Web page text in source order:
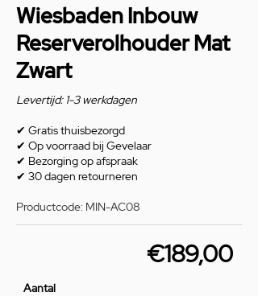
Wiesbaden Inbouw
Reserverolhouder Mat
Zwart
Levertijd: 1-3 werkdagen
✔ Gratis thuisbezorgd
✔ Op voorraad bij Gevelaar
✔ Bezorging op afspraak
✔ 30 dagen retourneren
Productcode: MIN-AC08
€189,00
Aantal